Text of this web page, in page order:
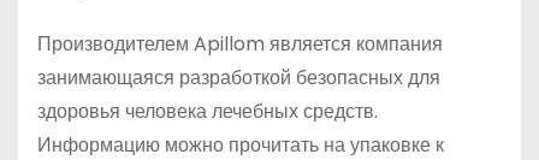
Производителем Apillom является компания
занимающаяся разработкой безопасных для
здоровья человека лечебных средств.
Информацию можно прочитать на упаковке к